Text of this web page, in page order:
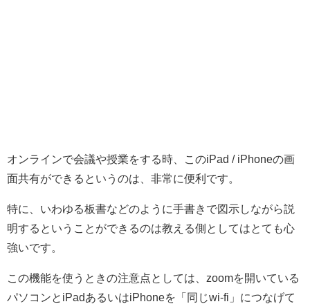
オンラインで会議や授業をする時、このiPad / iPhoneの画
面共有ができるというのは、非常に便利です。
特に、いわゆる板書などのように手書きで図示しながら説
明するということができるのは教える側としてはとても心
強いです。
この機能を使うときの注意点としては、zoomを開いている
パソコンとiPadあるいはiPhoneを「同じwi-fi」につなげて